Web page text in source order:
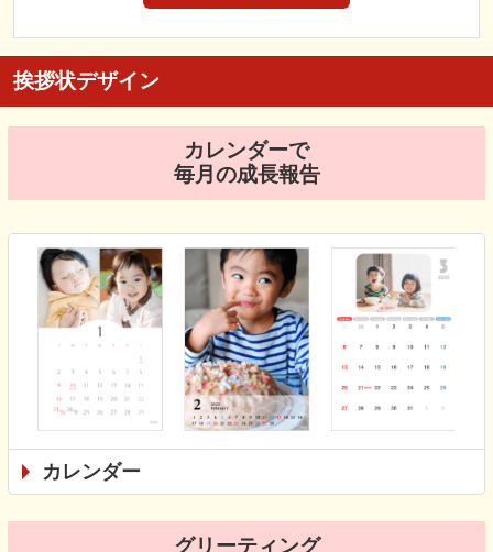
挨拶状デザイン
カレンダーで
毎月の成長報告
カレンダー
グリーティング